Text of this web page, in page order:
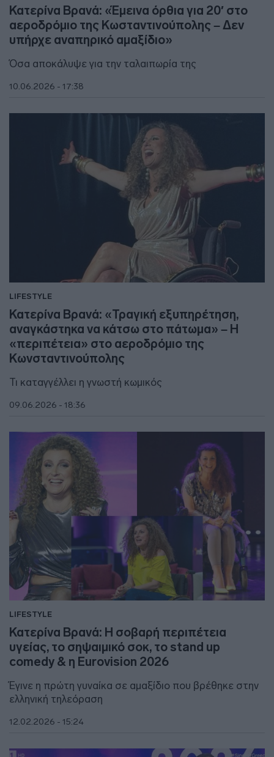
Κατερίνα Βρανά: «Έμεινα όρθια για 20′ στο
αεροδρόμιο της Κωσταντινούπολης – Δεν
υπήρχε αναπηρικό αμαξίδιο»
Όσα αποκάλυψε για την ταλαιπωρία της
10.06.2026 - 17:38
LIFESTYLE
Κατερίνα Βρανά: «Τραγική εξυπηρέτηση,
αναγκάστηκα να κάτσω στο πάτωμα» – Η
«περιπέτεια» στο αεροδρόμιο της
Κωνσταντινούπολης
Τι καταγγέλλει η γνωστή κωμικός
09.06.2026 - 18:36
LIFESTYLE
Κατερίνα Βρανά: Η σοβαρή περιπέτεια
υγείας, το σηψαιμικό σοκ, το stand up
comedy & η Eurovision 2026
Έγινε η πρώτη γυναίκα σε αμαξίδιο που βρέθηκε στην
ελληνική τηλεόραση
12.02.2026 - 15:24